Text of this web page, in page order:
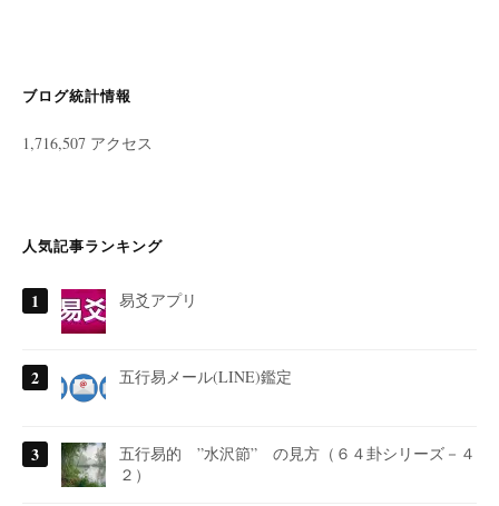
ブログ統計情報
1,716,507 アクセス
人気記事ランキング
易爻アプリ
五行易メール(LINE)鑑定
五行易的 ”水沢節” の見方（６４卦シリーズ－４
２）